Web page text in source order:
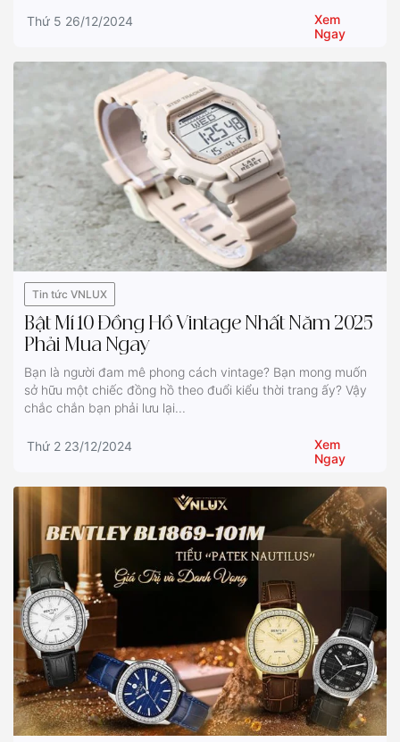
Thứ 5 26/12/2024
Xem
Ngay
Tin tức VNLUX
Bật Mí 10 Đồng Hồ Vintage Nhất Năm 2025
Phải Mua Ngay
Bạn là người đam mê phong cách vintage? Bạn mong muốn
sở hữu một chiếc đồng hồ theo đuổi kiểu thời trang ấy? Vậy
chắc chắn bạn phải lưu lại...
Thứ 2 23/12/2024
Xem
Ngay